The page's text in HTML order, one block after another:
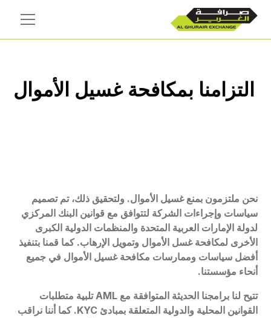
التزامنا بمكافحة غسيل الأموال
نحن ملتزمون بمنع غسيل الأموال. ولتحقيق ذلك، تم تصميم
سياسات وإجراءات الشركة لتتوافق مع قوانين البنك المركزي
لدولة الإمارات العربية المتحدة والمنظمات الدولية الكبرى
الأخرى لمكافحة غسل الأموال وتمويل الإرهاب. كما قمنا بتنفيذ
أفضل سياسات وممارسات مكافحة غسيل الأموال في جميع
أنحاء مؤسستنا.
تتيح لنا برامجنا الحديثة المتوافقة مع AML تلبية متطلبات
القوانين المحلية والدولية المتعلقة بمبادئ KYC. كما أننا نراقب